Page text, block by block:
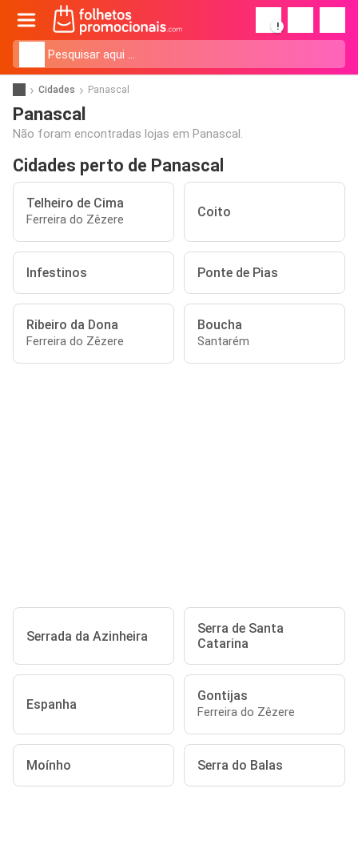
!
Cidades Panascal
Panascal
Não foram encontradas lojas em Panascal.
Cidades perto de Panascal
Telheiro de Cima
Ferreira do Zêzere Coito
Infestinos Ponte de Pias
Ribeiro da Dona
Ferreira do Zêzere
Boucha
Santarém
Serrada da Azinheira
Serra de Santa
Catarina
Espanha
Gontijas
Ferreira do Zêzere
Moínho Serra do Balas